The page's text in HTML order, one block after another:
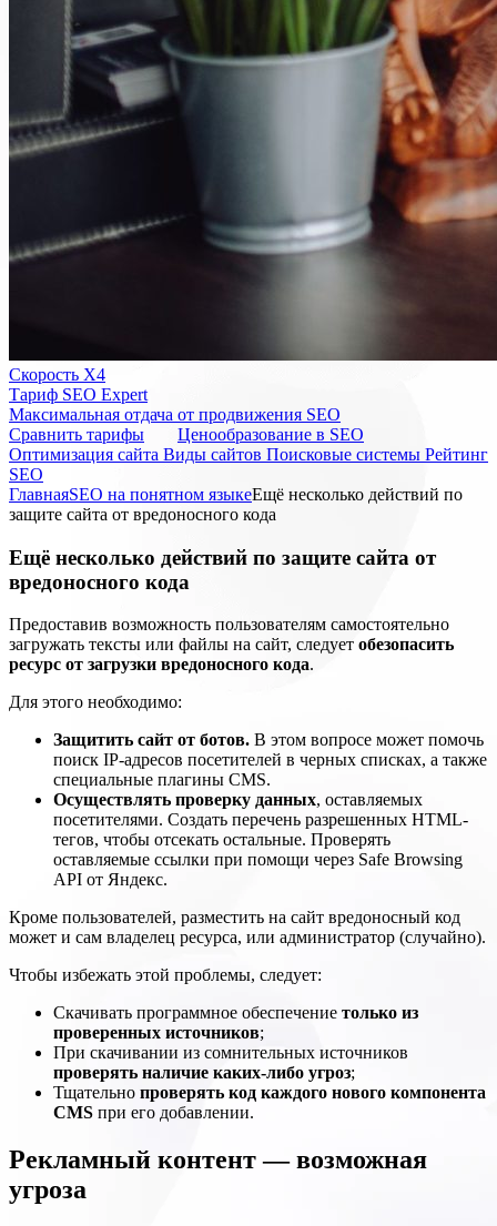
Скорость Х4
Тариф SEO Expert
Максимальная отдача от продвижения SEO
Cравнить тарифы
Ценообразование в SEO
Оптимизация сайта Виды сайтов Поисковые системы Рейтинг
SEO
ГлавнаяSEO на понятном языкеЕщё несколько действий по
защите сайта от вредоносного кода
Ещё несколько действий по защите сайта от
вредоносного кода
Предоставив возможность пользователям самостоятельно
загружать тексты или файлы на сайт, следует обезопасить
ресурс от загрузки вредоносного кода.
Для этого необходимо:
Защитить сайт от ботов. В этом вопросе может помочь
поиск IP-адресов посетителей в черных списках, а также
специальные плагины CMS.
Осуществлять проверку данных, оставляемых
посетителями. Создать перечень разрешенных HTML-
тегов, чтобы отсекать остальные. Проверять
оставляемые ссылки при помощи через Safe Browsing
API от Яндекс.
Кроме пользователей, разместить на сайт вредоносный код
может и сам владелец ресурса, или администратор (случайно).
Чтобы избежать этой проблемы, следует:
Скачивать программное обеспечение только из
проверенных источников;
При скачивании из сомнительных источников
проверять наличие каких-либо угроз;
Тщательно проверять код каждого нового компонента
CMS при его добавлении.
Рекламный контент — возможная
угроза